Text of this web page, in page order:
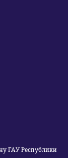
ГАУ Республики